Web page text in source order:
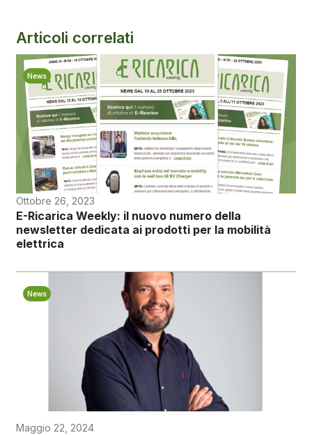
Articoli correlati
News
Ottobre 26, 2023
E-Ricarica Weekly: il nuovo numero della
newsletter dedicata ai prodotti per la mobilità
elettrica
News
Maggio 22, 2024